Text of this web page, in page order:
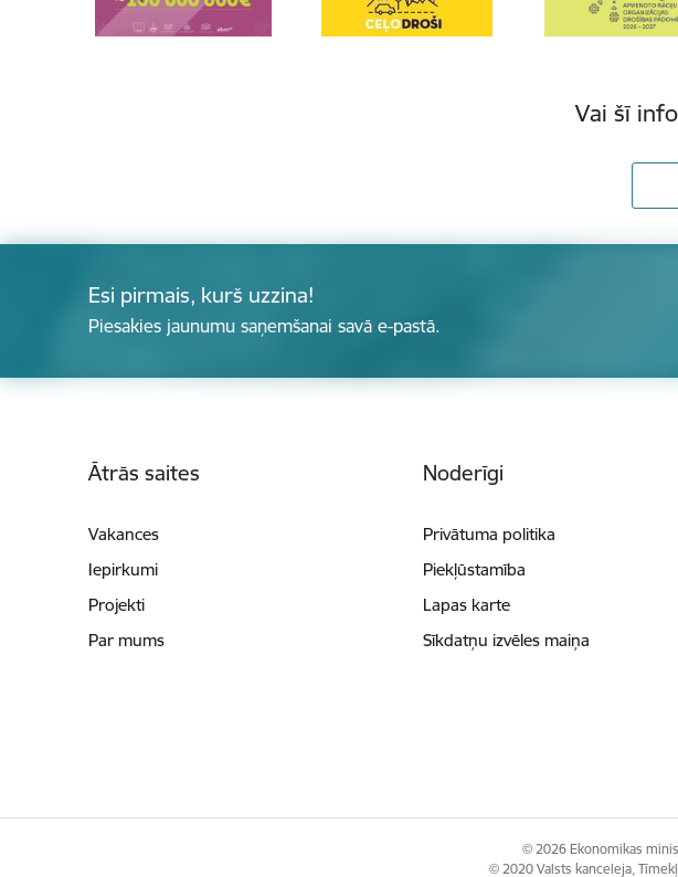
Vai šī
Esi pirmais, kurš uzzina!
Piesakies jaunumu saņemšanai savā e-pastā.
Ātrās saites
Vakances
Iepirkumi
Projekti
Par mums
Noderīgi
Privātuma politika
Piekļūstamība
Lapas karte
Sīkdatņu izvēles maiņa
© 2026 Ekonomikas
© 2020 Valsts kanceleja,